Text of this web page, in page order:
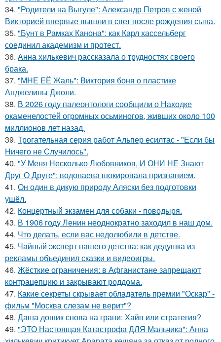
34. "Родители на Выгуле": Александр Петров с женой
Викторией впервые вышли в свет после рождения сына.
35. "Бунт в Рамках Канона": как Карл хассельберг
соединил академизм и протест.
36. Анна хилькевич рассказала о трудностях своего
брака.
37. "МНЕ ЕЁ Жаль": Виктория боня о пластике
Анджелины Джоли.
38. В 2026 году палеонтологи сообщили о Находке
окаменелостей огромных осьминогов, живших около 100
миллионов лет назад.
39. Трогательная серия работ Альпер есилтас - "Если бы
Ничего не Случилось".
40. "У Меня Несколько Любовников, И ОНИ НЕ Знают
Друг О Друге": водонаева шокировала признанием.
41. Он один в дикую природу Аляски без подготовки
ушёл.
42. Концертный экзамен для собаки - поводыря.
43. В 1906 году Ленин неоднократно заходил в наш дом.
44. Что делать, если вас недолюбили в детстве.
45. Чайный эксперт нашего детства: как дедушка из
рекламы объединил сказки и видеоигры.
46. Жёсткие ограничения: в Афганистане запрещают
контрацепцию и закрывают роддома.
47. Какие секреты скрывает обладатель премии "Оскар" -
фильм "Москва слезам не верит"?
48. Даша дошик снова на грани: Хайп или стратегия?
49. "ЭТО Настоящая Катастрофа ДЛЯ Мальчика": Анна